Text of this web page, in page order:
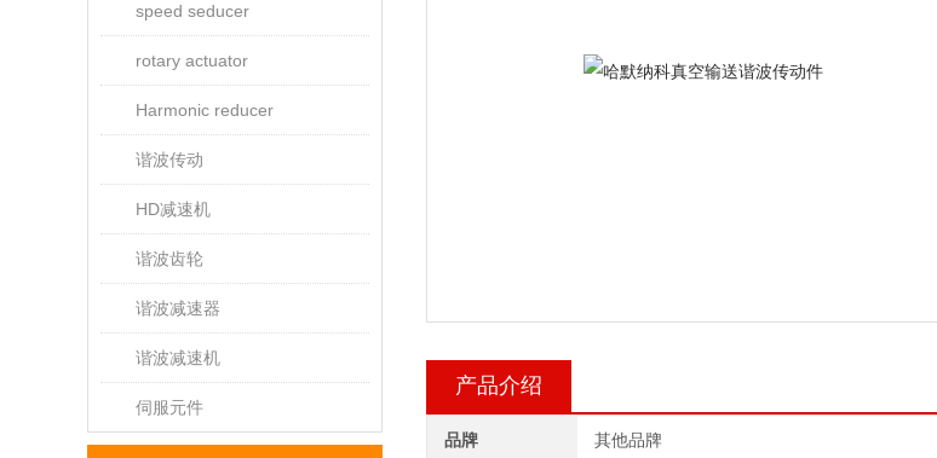
speed seducer
rotary actuator
Harmonic reducer
谐波传动
HD减速机
谐波齿轮
谐波减速器
谐波减速机
伺服元件
产品介绍
品牌 其他品牌